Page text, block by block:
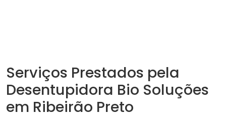
Serviços Prestados pela
Desentupidora Bio Soluções
em Ribeirão Preto